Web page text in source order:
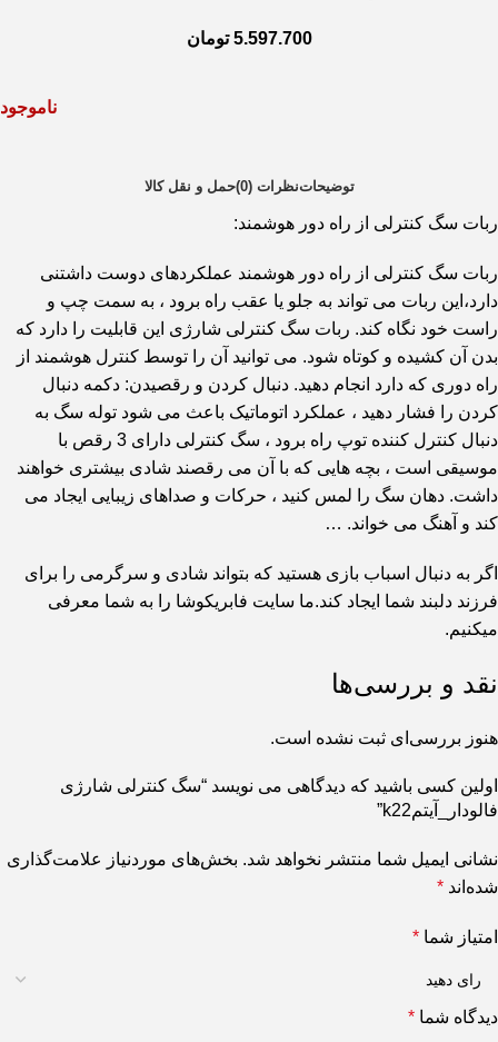
5.597.700 تومان
ناموجود
توضیحاتنظرات (0) حمل و نقل کالا
ربات سگ کنترلی از راه دور هوشمند:
ربات سگ کنترلی از راه دور هوشمند عملکردهای دوست داشتنی
دارد،این ربات می تواند به جلو یا عقب راه برود ، به سمت چپ و
راست خود نگاه کند. ربات سگ کنترلی شارژی این قابلیت را دارد که
بدن آن کشیده و کوتاه شود. می توانید آن را توسط کنترل هوشمند از
راه دوری که دارد انجام دهید. دنبال کردن و رقصیدن: دکمه دنبال
کردن را فشار دهید ، عملکرد اتوماتیک باعث می شود توله سگ به
دنبال کنترل کننده توپ راه برود ، سگ کنترلی دارای 3 رقص با
موسیقی است ، بچه هایی که با آن می رقصند شادی بیشتری خواهند
داشت. دهان سگ را لمس کنید ، حرکات و صداهای زیبایی ایجاد می
کند و آهنگ می خواند. …
اگر به دنبال اسباب بازی هستید که بتواند شادی و سرگرمی را برای
فرزند دلبند شما ایجاد کند.ما سایت فابریکوشا را به شما معرفی
میکنیم.
نقد و بررسی‌ها
هنوز بررسی‌ای ثبت نشده است.
اولین کسی باشید که دیدگاهی می نویسد “سگ کنترلی شارژی
فالودار_آیتمk22”
نشانی ایمیل شما منتشر نخواهد شد. بخش‌های موردنیاز علامت‌گذاری
شده‌اند *
امتیاز شما *
دیدگاه شما *